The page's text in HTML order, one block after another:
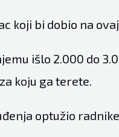
koji bi dobio na
išlo 2.000 do
koju ga terete.
optužio